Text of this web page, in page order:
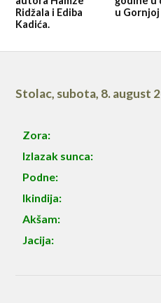
Ridžala i Ediba
Kadića.
u
Stolac, subota, 8. august
Zora:
Izlazak sunca:
Podne:
Ikindija:
Akšam:
Jacija: